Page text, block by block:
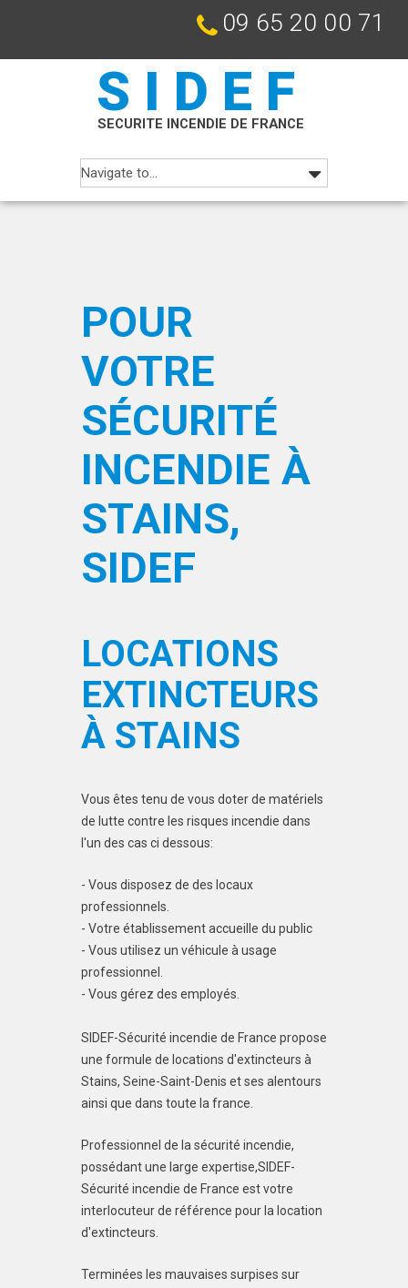
09 65 20 00 71
SIDEF
SECURITE INCENDIE DE FRANCE
POUR
VOTRE
SÉCURITÉ
INCENDIE À
STAINS,
SIDEF
LOCATIONS
EXTINCTEURS
À STAINS
Vous êtes tenu de vous doter de matériels
de lutte contre les risques incendie dans
l'un des cas ci dessous:
- Vous disposez de des locaux
professionnels.
- Votre établissement accueille du public
- Vous utilisez un véhicule à usage
professionnel.
- Vous gérez des employés.
SIDEF-Sécurité incendie de France propose
une formule de locations d'extincteurs à
Stains, Seine-Saint-Denis et ses alentours
ainsi que dans toute la france.
Professionnel de la sécurité incendie,
possédant une large expertise,SIDEF-
Sécurité incendie de France est votre
interlocuteur de référence pour la location
d'extincteurs.
Terminées les mauvaises surpises sur